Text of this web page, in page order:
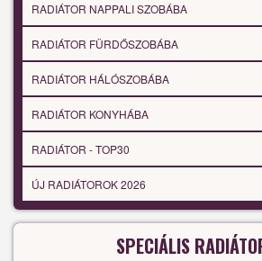
RADIÁTOR NAPPALI SZOBÁBA
RADIÁTOR FÜRDŐSZOBÁBA
RADIÁTOR HÁLÓSZOBÁBA
RADIÁTOR KONYHÁBA
RADIÁTOR - TOP30
ÚJ RADIÁTOROK 2026
SPECIÁLIS